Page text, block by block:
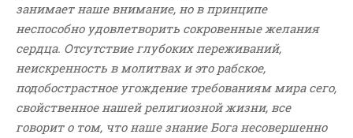
занимает наше внимание, но в принципе
неспособно удовлетворить сокровенные желания
сердца. Отсутствие глубоких переживаний,
неискренность в молитвах и это рабское,
подобострастное угождение требованиям мира сего,
свойственное нашей религиозной жизни, все
говорит о том, что наше знание Бога несовершенно